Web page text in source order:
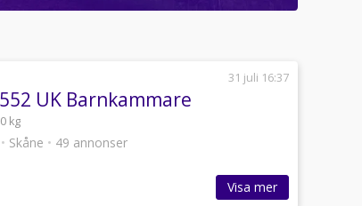
31 juli 16:37
UK Barnkammare
kg
• Skåne • 49 annonser
Visa mer